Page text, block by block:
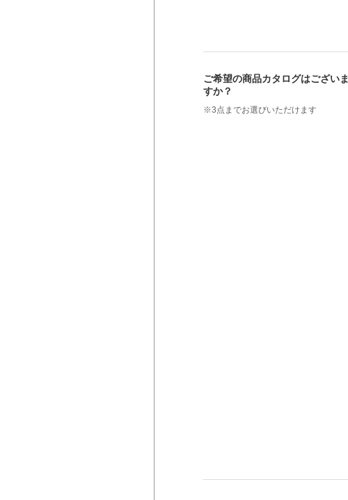
ご希望の商品カタログはございま
すか？
※3点までお選びいただけます